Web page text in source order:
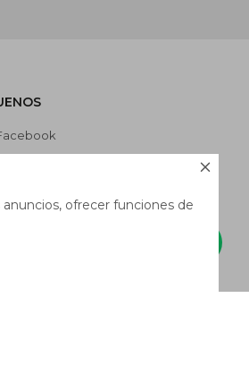

ofrecer funciones de